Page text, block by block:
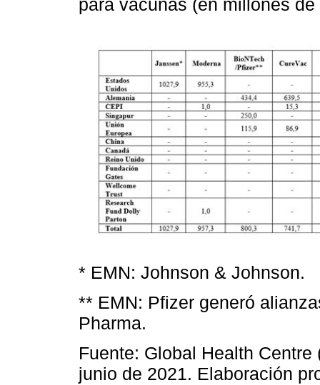
para vacunas (en millones
* EMN: Johnson & Johnson.
** EMN: Pfizer generó
Pharma.
Fuente: Global Health
junio de 2021. Elaboración